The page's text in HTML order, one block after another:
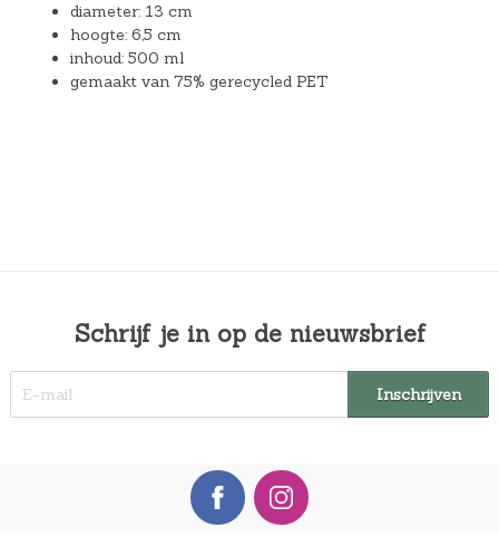
diameter: 13 cm
hoogte: 6,5 cm
inhoud: 500 ml
gemaakt van 75% gerecycled PET
Schrijf je in op de nieuwsbrief